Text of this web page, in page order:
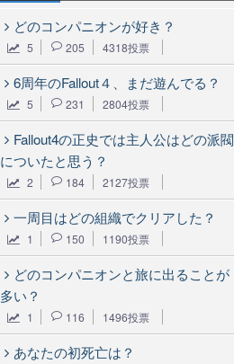
どのコンパニオンが好き？
5 205 4318投票
6周年のFallout４、まだ遊んでる？
5 231 2804投票
Fallout4の正史では主人公はどの派閥
についたと思う？
2 184 2127投票
一周目はどの組織でクリアした？
1 150 1190投票
どのコンパニオンと旅に出ることが
多い？
1 116 1496投票
あなたの初死亡は？